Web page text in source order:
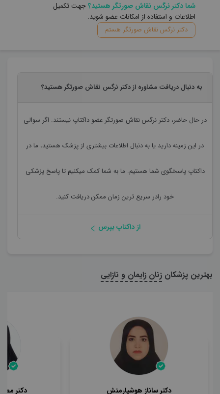
شما دکتر نرگس نقاش صورتگر هستید؟جهت تکمیل
اطلاعات و استفاده از امکانات عضو شوید.
دکتر نرگس نقاش صورتگر هستم
به دنبال دریافت مشاوره از دکتر نرگس نقاش صورتگر هستید؟
در حال حاضر،دکتر نرگس نقاش صورتگرعضو داکتاپ نیستند. اگر سوالی
در این زمینه دارید یا به دنبال اطلاعات بیشتری از پزشک هستید، ما در
داکتاپ پاسخگوی شما هستیم. ما به شما کمک میکنیم تا پاسخ پزشکی
خود رادر سریع ترین زمان ممکن دریافت کنید.
از داکتاپ بپرس
بهترین پزشکان زنان زایمان و نازایی
دکتر ساناز هوشیارمنش دکتر